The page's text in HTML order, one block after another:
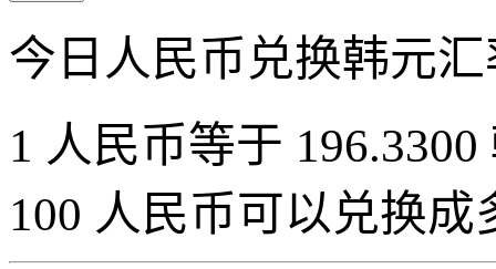
今日人民币兑换韩元
1 人民币等于
100 人民币可以兑换成